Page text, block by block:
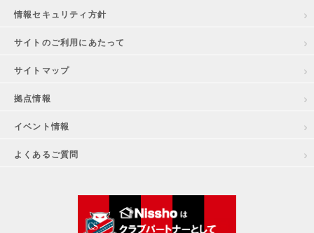
情報セキュリティ方針
サイトのご利用にあたって
サイトマップ
拠点情報
イベント情報
よくあるご質問